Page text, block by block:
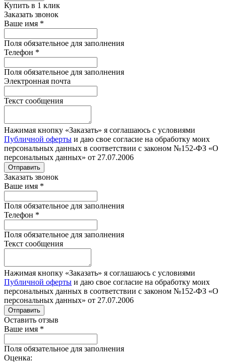
Купить в 1 клик
Заказать звонок
Ваше имя *
Поля обязательное для заполнения
Телефон *
Поля обязательное для заполнения
Электронная почта
Текст сообщения
Нажимая кнопку «Заказать» я соглашаюсь с условиями
Публичной оферты и даю свое согласие на обработку моих
персональных данных в соответствии с законом №152-ФЗ «О
персональных данных» от 27.07.2006
Отправить
Заказать звонок
Ваше имя *
Поля обязательное для заполнения
Телефон *
Поля обязательное для заполнения
Текст сообщения
Нажимая кнопку «Заказать» я соглашаюсь с условиями
Публичной оферты и даю свое согласие на обработку моих
персональных данных в соответствии с законом №152-ФЗ «О
персональных данных» от 27.07.2006
Отправить
Оставить отзыв
Ваше имя *
Поля обязательное для заполнения
Оценка: